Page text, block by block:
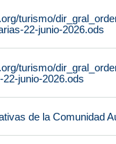
turismo/
22-junio-2026.ods
turismo/
junio-2026.ods
de la Comunidad